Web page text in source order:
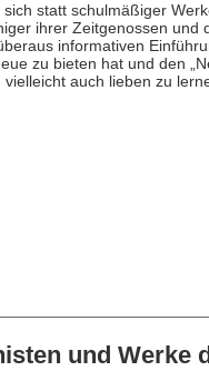
sich statt schulmäßiger
ihrer Zeitgenossen und
informativen
zu bieten hat und den
auch lieben zu
und Werke